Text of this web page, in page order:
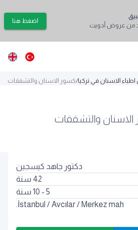
من عروض أدويت
اضغط هنا
الاسنان في تركيا/كسور الاسنان والتشققات
والتشققات
دكتور جاهد كيسجين
42 سنة
5 - 10 سنة
İstanbul /Avcılar/ Merkez mah.